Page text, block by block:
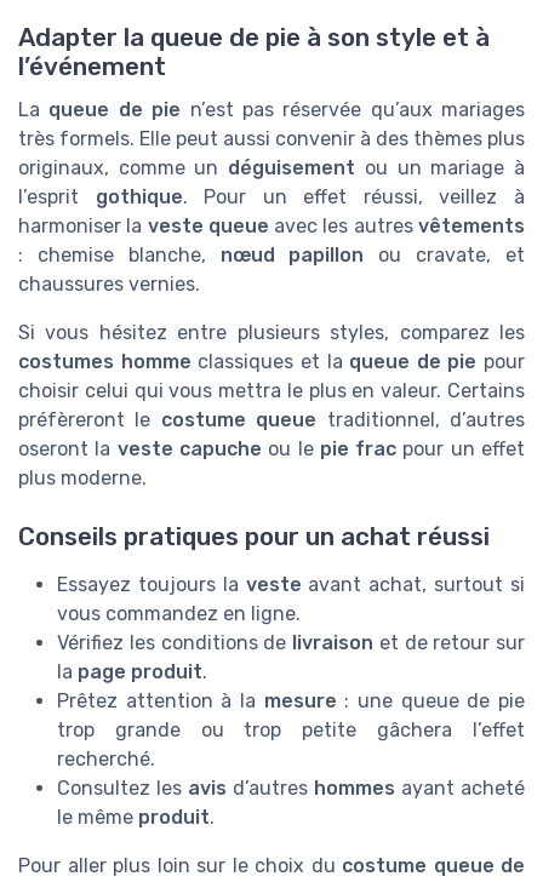
Adapter la queue de pie à son style et à
l’événement
La queue de pie n’est pas réservée qu’aux mariages
très formels. Elle peut aussi convenir à des thèmes plus
originaux, comme un déguisement ou un mariage à
l’esprit gothique. Pour un effet réussi, veillez à
harmoniser la veste queue avec les autresvêtements
: chemise blanche, nœud papillon ou cravate, et
chaussures vernies.
Si vous hésitez entre plusieurs styles, comparez les
costumes homme classiques et la queue de pie pour
choisir celui qui vous mettra le plus en valeur. Certains
préfèreront le costume queue traditionnel, d’autres
oseront la veste capuche ou le pie frac pour un effet
plus moderne.
Conseils pratiques pour un achat réussi
Essayez toujours la veste avant achat, surtout si
vous commandez en ligne.
Vérifiez les conditions de livraison et de retour sur
la page produit.
Prêtez attention à la mesure : une queue de pie
trop grande ou trop petite gâchera l’effet
recherché.
Consultez les avis d’autres hommes ayant acheté
le même produit.
Pour aller plus loin sur le choix du costume queue de